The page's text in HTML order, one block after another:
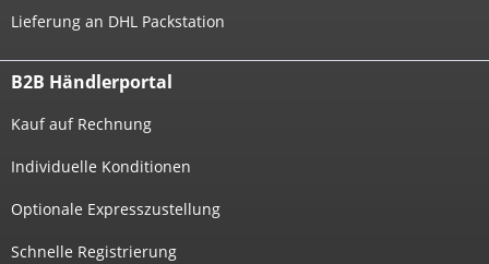
Lieferung an DHL Packstation
B2B Händlerportal
Kauf auf Rechnung
Individuelle Konditionen
Optionale Expresszustellung
Schnelle Registrierung